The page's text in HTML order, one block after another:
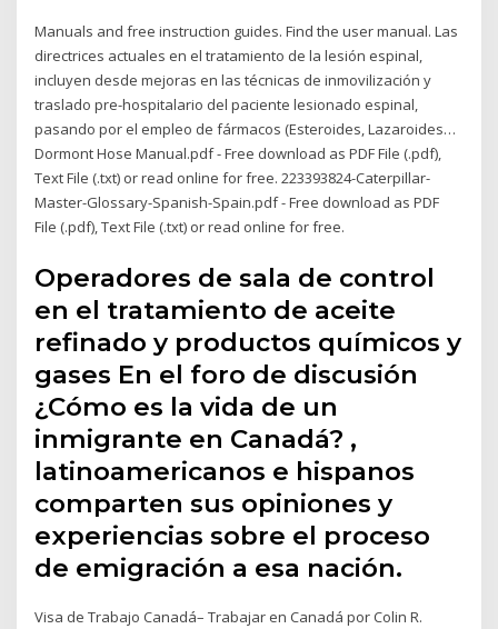
Manuals and free instruction guides. Find the user manual. Las
directrices actuales en el tratamiento de la lesión espinal,
incluyen desde mejoras en las técnicas de inmovilización y
traslado pre-hospitalario del paciente lesionado espinal,
pasando por el empleo de fármacos (Esteroides, Lazaroides…
Dormont Hose Manual.pdf - Free download as PDF File (.pdf),
Text File (.txt) or read online for free. 223393824-Caterpillar-
Master-Glossary-Spanish-Spain.pdf - Free download as PDF
File (.pdf), Text File (.txt) or read online for free.
Operadores de sala de control
en el tratamiento de aceite
refinado y productos químicos y
gases En el foro de discusión
¿Cómo es la vida de un
inmigrante en Canadá? ,
latinoamericanos e hispanos
comparten sus opiniones y
experiencias sobre el proceso
de emigración a esa nación.
Visa de Trabajo Canadá– Trabajar en Canadá por Colin R.